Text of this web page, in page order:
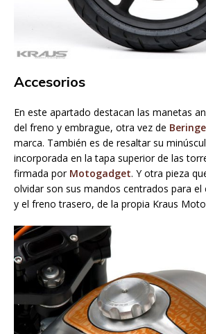
Accesorios
En este apartado destacan las manetas
del freno y embrague, otra vez de
marca. También es de resaltar su
incorporada en la tapa superior de las
firmada por Motogadget. Y otra pieza
olvidar son sus mandos centrados para el
y el freno trasero, de la propia Kraus